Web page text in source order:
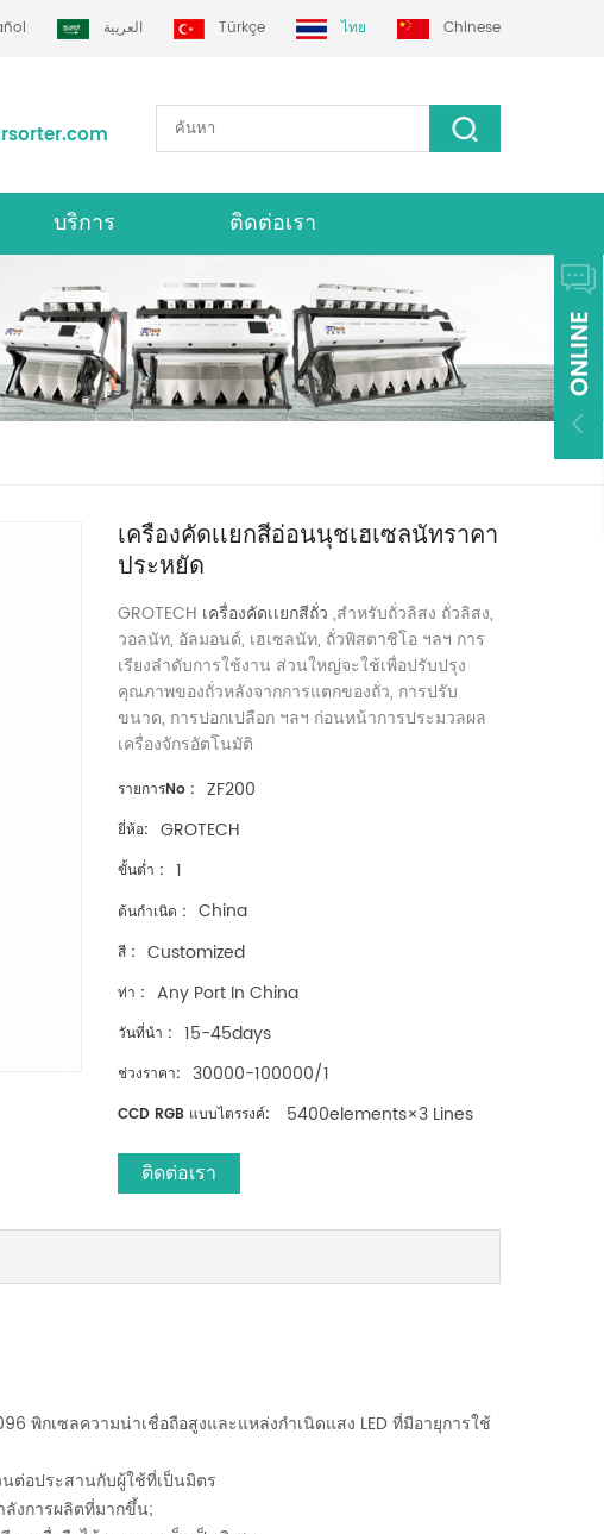
العربية Türkçe ไทย Chinese
บริการ ติดต่อเรา
เครื่องคัดเเยกสีอ่อนนุชเฮเซลนัทราคา
ประหยัด
GROTECH เครื่องคัดเเยกสีถั่ว ,สำหรับถั่วลิสง ถั่วลิสง,
วอลนัท, อัลมอนด์, เฮเซลนัท, ถั่วพิสตาชิโอ ฯลฯ การ
เรียงลำดับการใช้งาน ส่วนใหญ่จะใช้เพื่อปรับปรุง
คุณภาพของถั่วหลังจากการแตกของถั่ว, การปรับ
ขนาด, การปอกเปลือก ฯลฯ ก่อนหน้าการประมวลผล
เครื่องจักรอัตโนมัติ
รายการNo : ZF200
ยี่ห้อ: GROTECH
ขั้นต่ำ : 1
ต้นกำเนิด : China
สี : Customized
ท่า : Any Port In China
วันที่นำ : 15-45days
ช่วงราคา: 30000-100000/1
CCD RGB แบบไตรรงค์: 5400elements×3 Lines
ติดต่อเรา
พิกเซลความน่าเชื่อถือสูงและแหล่งกำเนิดแสง LED ที่มีอายุการใช้
ต่อประสานกับผู้ใช้ที่เป็นมิตร
งการผลิตที่มากขึ้น;